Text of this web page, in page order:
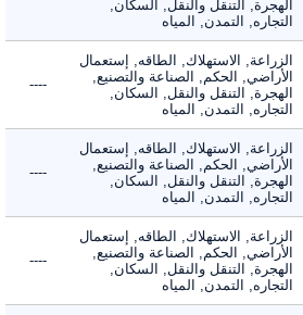
الهجرة, التنقل والنقل, السكان,
التجاره, التمدن, المياه
الزراعة, الاستهلاك, الطاقه, إستعمال
الأراضي, الحكم, الصناعة والتصنيع,
الهجرة, التنقل والنقل, السكان,
التجاره, التمدن, المياه
----
الزراعة, الاستهلاك, الطاقه, إستعمال
الأراضي, الحكم, الصناعة والتصنيع,
الهجرة, التنقل والنقل, السكان,
التجاره, التمدن, المياه
----
الزراعة, الاستهلاك, الطاقه, إستعمال
الأراضي, الحكم, الصناعة والتصنيع,
الهجرة, التنقل والنقل, السكان,
التجاره, التمدن, المياه
----